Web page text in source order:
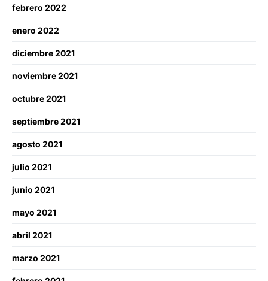
febrero 2022
enero 2022
diciembre 2021
noviembre 2021
octubre 2021
septiembre 2021
agosto 2021
julio 2021
junio 2021
mayo 2021
abril 2021
marzo 2021